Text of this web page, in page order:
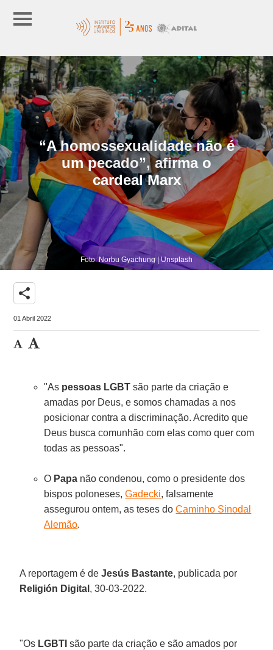
“A homossexualidade não é
um pecado”, afirma o
cardeal Marx
Foto: Norbu Gyachung | Unsplash
share
01 Abril 2022
"As pessoas LGBT são parte da criação e
amadas por Deus, e somos chamadas a nos
posicionar contra a discriminação. Acredito que
Deus busca comunhão com elas como quer com
todas as pessoas".
O Papa não condenou, como o presidente dos
bispos poloneses,Gadecki, falsamente
assegurou ontem, as teses doCaminho Sinodal
Alemão.
A reportagem é deJesús Bastante, publicada por
Religión Digital , 30-03-2022.
"Os LGBTI são parte da criação e são amados por